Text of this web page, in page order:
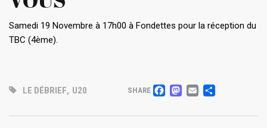
Samedi 19 Novembre à 17h00 à Fondettes pour la réception du
TBC (4ème).
LE DÉBRIEF, U20 SHARE FACEBOOK
EMAIL